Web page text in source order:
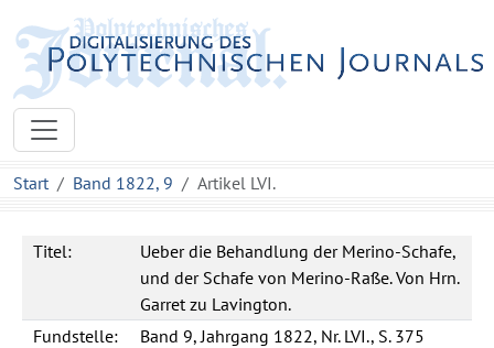
Start Band 1822, 9 Artikel LVI.
Titel:
Ueber die Behandlung der Merino-Schafe,
und der Schafe von Merino-Raße. Von Hrn.
Garret zu Lavington.
Fundstelle:
Band 9, Jahrgang 1822, Nr. LVI., S. 375